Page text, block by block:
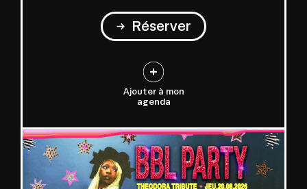
Réserver
Ajouter à mon
agenda